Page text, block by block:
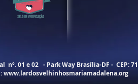
nº. 01 e 02 - Park Way Brasília-DF - CEP:
www.lardosvelhinhosmariamadalena.org